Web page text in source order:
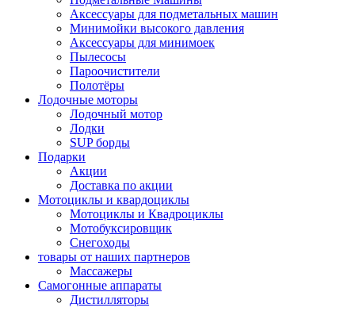
Аксессуары для подметальных машин
Минимойки высокого давления
Аксессуары для минимоек
Пылесосы
Пароочистители
Полотёры
Лодочные моторы
Лодочный мотор
Лодки
SUP борды
Подарки
Акции
Доставка по акции
Мотоциклы и квардоциклы
Мотоциклы и Квадроциклы
Мотобуксировщик
Снегоходы
товары от наших партнеров
Массажеры
Самогонные аппараты
Дистилляторы